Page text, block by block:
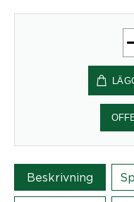
C
Beskrivning